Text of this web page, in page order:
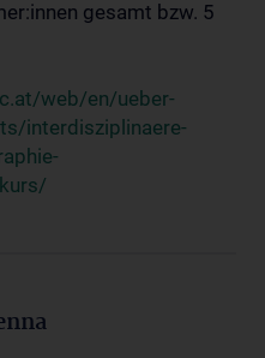
gesamt bzw. 5
web/en/ueber-
interdisziplinaere-